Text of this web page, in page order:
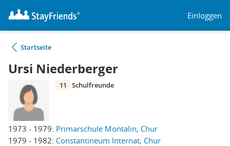
Einloggen
Startseite
Ursi Niederberger
1973 - 1979: Primarschule Montalin, Chur
1979 - 1982: Constantineum Internat, Chur
11 Schulfreunde